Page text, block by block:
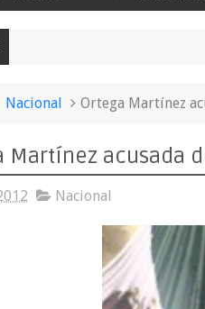
Nacional Ortega Martínez
Martínez acusada
Nacional